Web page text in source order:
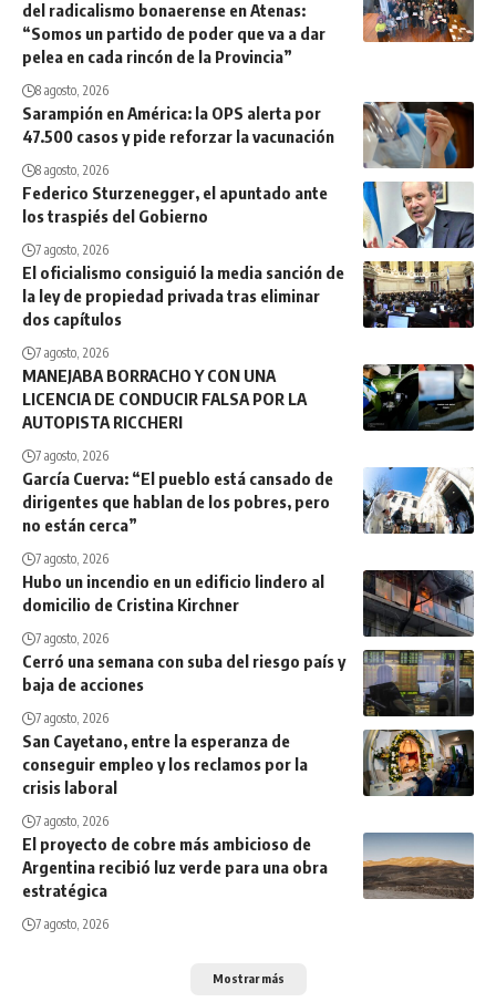
del radicalismo bonaerense en Atenas:
“Somos un partido de poder que va a dar
pelea en cada rincón de la Provincia”
8 agosto, 2026
Sarampión en América: la OPS alerta por
47.500 casos y pide reforzar la vacunación
8 agosto, 2026
Federico Sturzenegger, el apuntado ante
los traspiés del Gobierno
7 agosto, 2026
El oficialismo consiguió la media sanción de
la ley de propiedad privada tras eliminar
dos capítulos
7 agosto, 2026
MANEJABA BORRACHO Y CON UNA
LICENCIA DE CONDUCIR FALSA POR LA
AUTOPISTA RICCHERI
7 agosto, 2026
García Cuerva: “El pueblo está cansado de
dirigentes que hablan de los pobres, pero
no están cerca”
7 agosto, 2026
Hubo un incendio en un edificio lindero al
domicilio de Cristina Kirchner
7 agosto, 2026
Cerró una semana con suba del riesgo país y
baja de acciones
7 agosto, 2026
San Cayetano, entre la esperanza de
conseguir empleo y los reclamos por la
crisis laboral
7 agosto, 2026
El proyecto de cobre más ambicioso de
Argentina recibió luz verde para una obra
estratégica
7 agosto, 2026
Mostrar más